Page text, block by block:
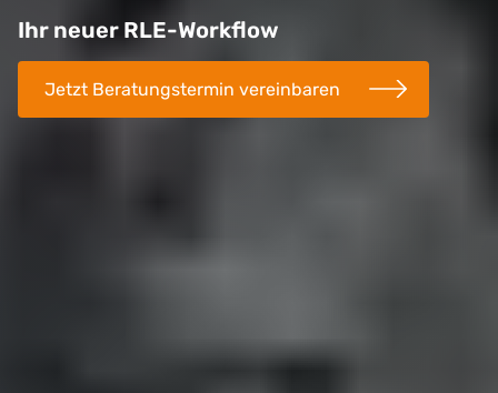
Ihr neuer RLE-Workflow
Jetzt Beratungstermin vereinbaren